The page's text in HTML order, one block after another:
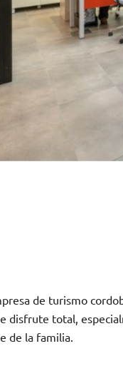
de turismo
disfrute total,
de la familia.